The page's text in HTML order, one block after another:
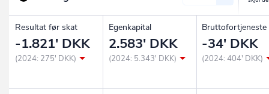
Resultat før skat
-1.821' DKK
(2024: 275' DKK)
Egenkapital
2.583' DKK
(2024: 5.343' DKK)
Bruttofortjeneste
-34' DKK
(2024: 404' DKK)